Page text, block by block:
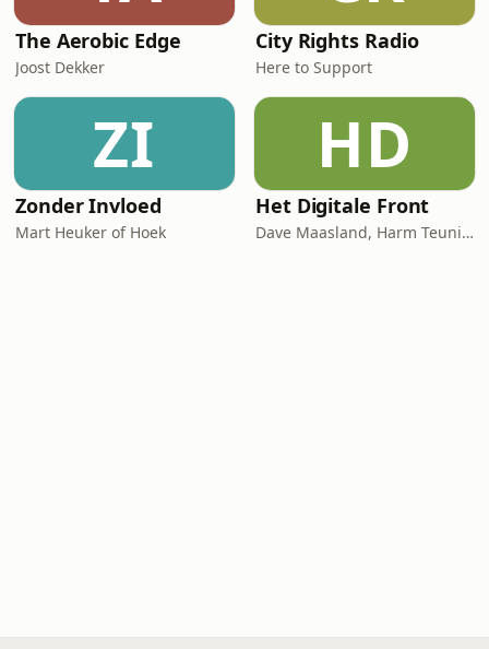
The Aerobic Edge
Joost Dekker
City Rights Radio
Here to Support
ZI
Zonder Invloed
Mart Heuker of Hoek
HD
Het Digitale Front
Dave Maasland, Harm Teunis / Corti Media